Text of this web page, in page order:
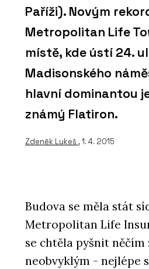
Paříži). Novým
Metropolitan Life
místě, kde ústí 24.
Madisonského
hlavní dominantou
známý Flatiron.
Zdeněk Lukeš , 1. 4. 2015
Budova se měla stát
Metropolitan Life
se chtěla pyšnit něčím
neobvyklým - nejlépe